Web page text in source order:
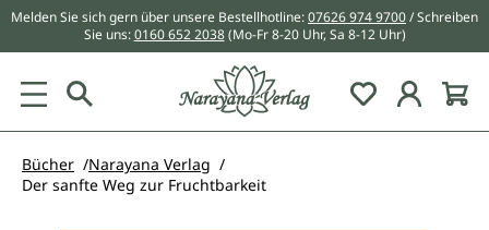
springen
Melden Sie sich gern über unsere Bestellhotline:07626 974 9700/ Schreiben
Sie uns:0160 652 2038 (Mo-Fr 8-20 Uhr, Sa 8-12 Uhr)
Du hast 0
Bücher
Narayana Verlag
Der sanfte Weg zur Fruchtbarkeit